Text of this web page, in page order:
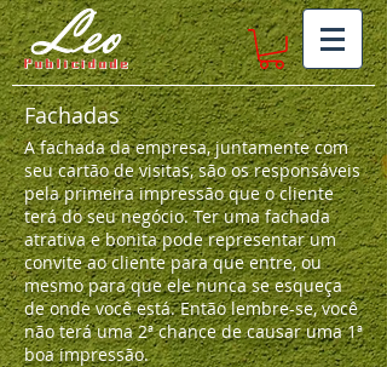
Fachadas
A fachada da empresa, juntamente com
seu cartão de visitas, são os responsáveis
pela primeira impressão que o cliente
terá do seu negócio. Ter uma fachada
atrativa e bonita pode representar um
convite ao cliente para que entre, ou
mesmo para que ele nunca se esqueça
de onde você está. Então lembre-se, você
não terá uma 2ª chance de causar uma 1ª
boa impressão.